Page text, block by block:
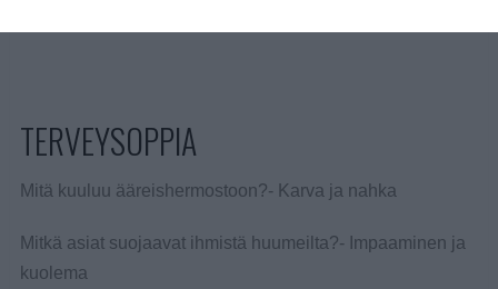
TERVEYSOPPIA
Mitä kuuluu ääreishermostoon?- Karva ja nahka
Mitkä asiat suojaavat ihmistä huumeilta?- Impaaminen ja
kuolema